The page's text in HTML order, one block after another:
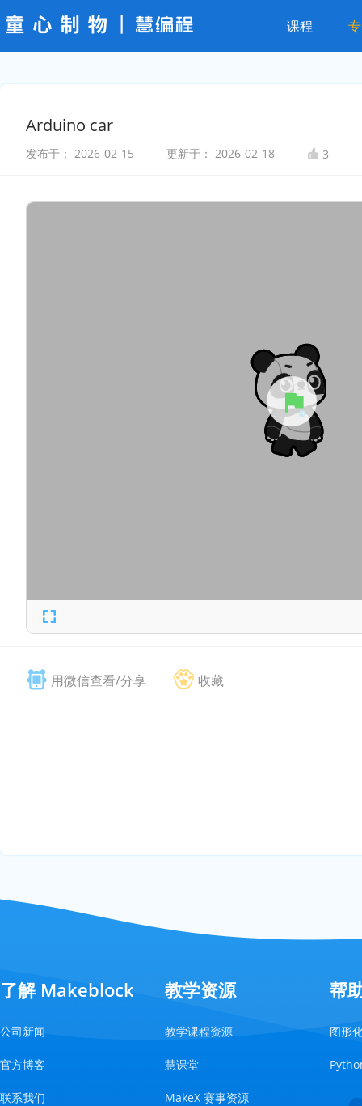
课程
Arduino car
发布于： 2026-02-15 更新于： 2026-02-18 3
用微信查看/分享 收藏
了解 Makeblock
公司新闻
官方博客
联系我们
教学资源
教学课程资源
慧课堂
MakeX 赛事资源
帮
图形